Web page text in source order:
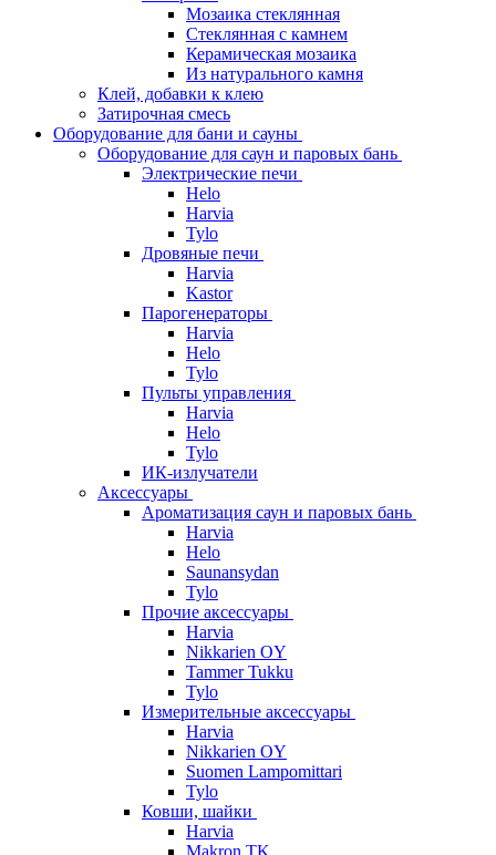
Мозаика стеклянная
Стеклянная с камнем
Керамическая мозаика
Из натурального камня
Клей, добавки к клею
Затирочная смесь
Оборудование для бани и сауны
Оборудование для саун и паровых бань
Электрические печи
Helo
Harvia
Tylo
Дровяные печи
Harvia
Kastor
Парогенераторы
Harvia
Helo
Tylo
Пульты управления
Harvia
Helo
Tylo
ИК-излучатели
Аксессуары
Ароматизация саун и паровых бань
Harvia
Helo
Saunansydan
Tylo
Прочие аксессуары
Harvia
Nikkarien OY
Tammer Tukku
Tylo
Измерительные аксессуары
Harvia
Nikkarien OY
Suomen Lampomittari
Tylo
Ковши, шайки
Harvia
Makron TK